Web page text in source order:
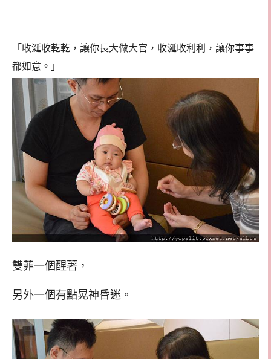
「收涎收乾乾，讓你長大做大官，收涎收利利，讓你事事
都如意。」
雙菲一個醒著，
另外一個有點晃神昏迷。